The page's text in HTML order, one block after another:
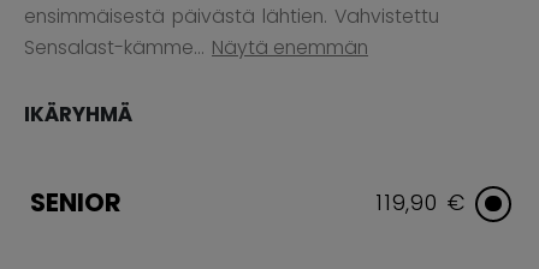
ensimmäisestä päivästä lähtien. Vahvistettu
Sensalast-kämme... Näytä enemmän
IKÄRYHMÄ
SENIOR 119,90 €